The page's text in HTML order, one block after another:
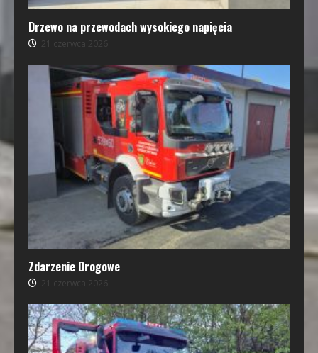
Drzewo na przewodach wysokiego napięcia
21 czerwca 2026
Zdarzenie Drogowe
21 czerwca 2026